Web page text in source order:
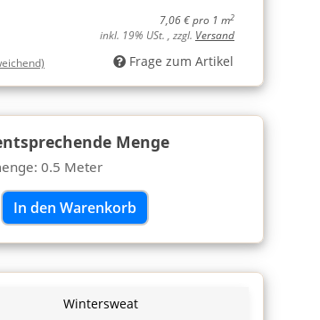
7,06 € pro 1 m2
inkl. 19% USt. , zzgl. Versand
Frage zum Artikel
Menge
0.5 Meter
In den Warenkorb
Wintersweat